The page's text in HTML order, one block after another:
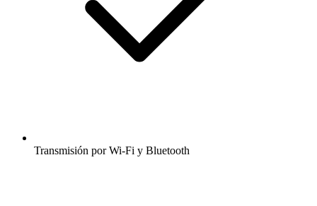
Transmisión por Wi-Fi y Bluetooth